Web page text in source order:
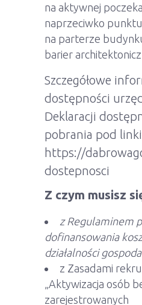
na aktywnej
naprzeciwko
na parterze
barier
Szczegółowe
dostępności
Deklaracji
pobrania pod
https://
dostepnosci
Z czym musisz
z Regulaminem
dofinansowania
działalności
z Zasadami
„Aktywizacja osób
zarejestrowanych